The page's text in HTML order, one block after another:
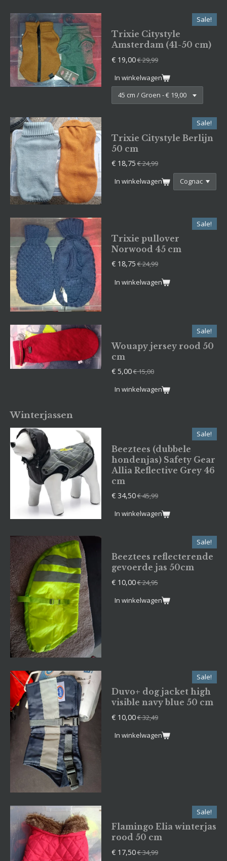
Sale!
Trixie Citystyle
Amsterdam (41-50 cm)
€ 19,00€ 29,99
In winkelwagen
Sale!
Trixie Citystyle Berlijn
50 cm
€ 18,75€ 24,99
In winkelwagen
Sale!
Trixie pullover
Norwood 45 cm
€ 18,75€ 24,99
In winkelwagen
Sale!
Wouapy jersey rood 50
cm
€ 5,00€ 15,00
In winkelwagen
Winterjassen
Sale!
Beeztees (dubbele
hondenjas) Safety Gear
Allia Reflective Grey 46
cm
€ 34,50€ 45,99
In winkelwagen
Sale!
Beeztees reflecterende
gevoerde jas 50cm
€ 10,00€ 24,95
In winkelwagen
Sale!
Duvo+ dog jacket high
visible navy blue 50 cm
€ 10,00€ 32,49
In winkelwagen
Sale!
Flamingo Elia winterjas
rood 50 cm
€ 17,50€ 34,99